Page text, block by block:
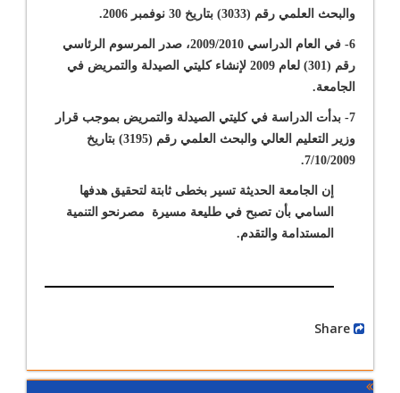
والبحث العلمي رقم (3033) بتاريخ 30 نوفمبر 2006
.
6- في العام الدراسي 2009/2010، صدر المرسوم الرئاسي
رقم (301) لعام 2009 لإنشاء كليتي الصيدلة والتمريض في
الجامعة.
7- بدأت الدراسة في كليتي الصيدلة والتمريض بموجب قرار
وزير التعليم العالي والبحث العلمي رقم (3195) بتاريخ
7/10/2009.
إن الجامعة الحديثة تسير بخطى ثابتة لتحقيق هدفها
السامي بأن تصبح في طليعة مسيرة مصرنحو التنمية
المستدامة والتقدم.